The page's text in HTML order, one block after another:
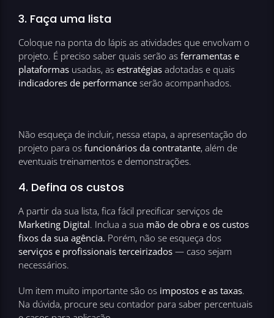
3. Faça uma lista
Coloque na ponta do lápis as atividades que envolvam o
projeto. É preciso saber quais serão as ferramentas e
plataformas usadas, as estratégias adotadas e quais
indicadores de performance serão acompanhados.
Não esqueça de incluir, nessa etapa, a apresentação do
projeto para os funcionários da contratante, além de
eventuais treinamentos e demonstrações.
4. Defina os custos
A partir da sua lista, fica fácil precificar serviços de
Marketing Digital. Inclua a sua mão de obra e os custos
fixos da sua agência. Porém, não se esqueça dos
serviços e profissionais terceirizados — caso sejam
necessários.
Um item muito importante são os impostos e as taxas.
Na dúvida, procure seu contador para saber percentuais